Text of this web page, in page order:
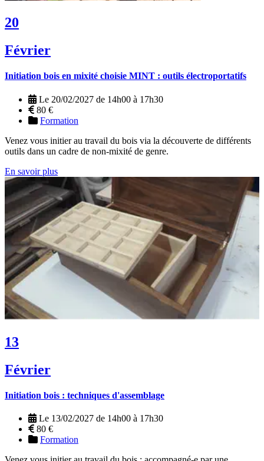
20
Février
Initiation bois en mixité choisie MINT : outils électroportatifs
Le 20/02/2027 de 14h00 à 17h30
80 €
Formation
Venez vous initier au travail du bois via la découverte de différents
outils dans un cadre de non-mixité de genre.
En savoir plus
13
Février
Initiation bois : techniques d'assemblage
Le 13/02/2027 de 14h00 à 17h30
80 €
Formation